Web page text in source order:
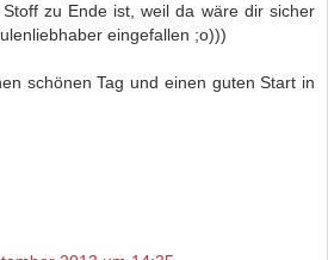
zu Ende ist, weil da wäre dir sicher
eingefallen ;o)))
schönen Tag und einen guten Start in